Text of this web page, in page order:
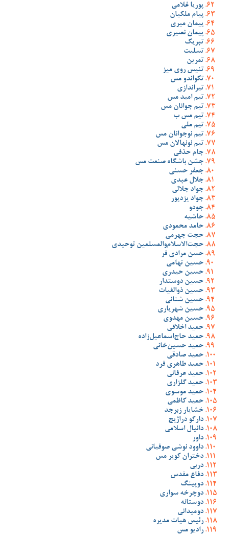
پوریا غلامی
پیام ملکیان
پیمان میری
پیمان نصیری
تبریک
تسلیت
تمرین
تنیس روی میز
تکواندو مس
تیراندازی
تیم امید مس
تیم جوانان مس
تیم مس ب
تیم ملی
تیم نوجوانان مس
تیم نونهالان مس
جام حذفی
جشن باشگاه صنعت مس
جعفر حسنی
جلال عبدی
جواد جلالی
جواد یزدپور
جودو
حاشیه
حامد محمودی
حجت جهرمی
حجت‌الاسلام‌والمسلمین توحیدی
حسن مرادی فر
حسین تهامی
حسین حیدری
حسین دوستدار
حسین ذوالغیاث
حسین شنانی
حسین شهریاری
حسین مهدوی
حمید اخلاقی
حمید حاج‌اسماعیل‌زاده
حمید حسین‌خانی
حمید صادقی
حمید طاهری فرد
حمید عرفانی
حمید گلزاری
حمید موسوی
حمید کاظمی
خشایار زبرجد
دارکو دراژیچ
دانیال اسلامی
داور
داوود نوشی صوفیانی
دختران کویر مس
دربی
دفاع مقدس
دوپینگ
دوچرخه سواری
دوستانه
دومیدانی
رئیس هیات مدیره
رادیو مس